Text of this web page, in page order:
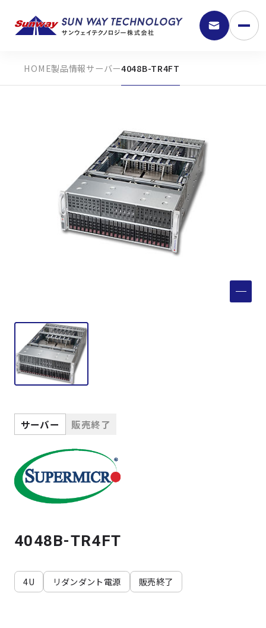
9:30 - 18:00
よくある質問
弊社の強み
サービス
サポート
会社案内
製品情報サーバー4048B-TR4FT
サーバー 販売終了
4048B-TR4FT
4U リダンダント電源 販売終了